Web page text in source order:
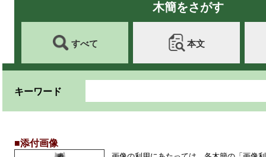
木簡をさがす
すべて 本文
キーワード
■添付画像